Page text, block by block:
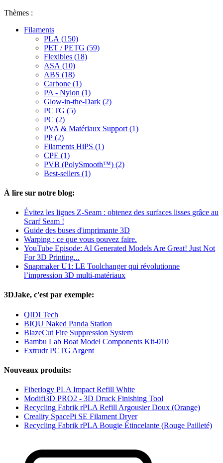
Thèmes :
Filaments
PLA (150)
PET / PETG (59)
Flexibles (18)
ASA (10)
ABS (18)
Carbone (1)
PA - Nylon (1)
Glow-in-the-Dark (2)
PCTG (5)
PC (2)
PVA & Matériaux Support (1)
PP (2)
Filaments HiPS (1)
CPE (1)
PVB (PolySmooth™) (2)
Best-sellers (1)
À lire sur notre blog:
Évitez les lignes Z-Seam : obtenez des surfaces lisses grâce au
Scarf Seam !
Guide des buses d'imprimante 3D
Warping : ce que vous pouvez faire.
YouTube Episode: AI Generated Models Are Great! Just Not
For 3D Printing...
Snapmaker U1: LE Toolchanger qui révolutionne
l’impression 3D multi-matériaux
3DJake, c'est par exemple:
QIDI Tech
BIQU Naked Panda Station
BlazeCut Fire Suppression System
Bambu Lab Boat Model Components Kit-010
Extrudr PCTG Argent
Nouveaux produits:
Fiberlogy PLA Impact Refill White
Modifi3D PRO2 - 3D Druck Finishing Tool
Recycling Fabrik rPLA Refill Argousier Doux (Orange)
Creality SpacePi SE Filament Dryer
Recycling Fabrik rPLA Bougie Étincelante (Rouge Pailleté)